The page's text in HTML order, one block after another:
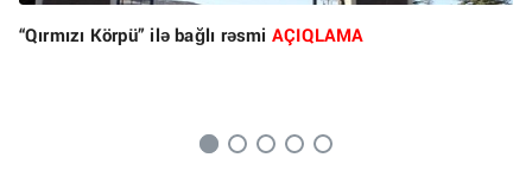
“Qırmızı Körpü” ilə bağlı rəsmi AÇIQLAMA